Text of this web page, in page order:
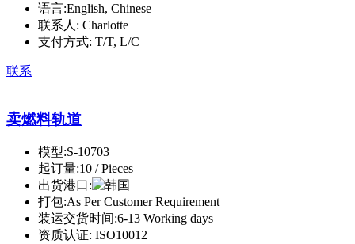
语言:English, Chinese
联系人: Charlotte
支付方式: T/T, L/C
联系
卖燃料轨道
模型:S-10703
起订量:10 / Pieces
出货港口:
打包:As Per Customer Requirement
装运交货时间:6-13 Working days
资质认证: ISO10012